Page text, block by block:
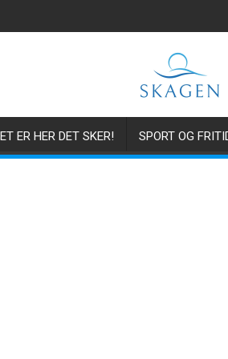
ER HER DET SKER! SPORT OG